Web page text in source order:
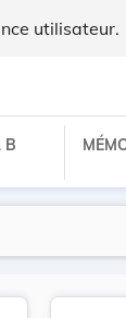
utilisateur.
B